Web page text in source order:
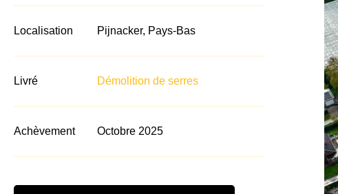
Localisation Pijnacker, Pays-Bas
Livré Démolition de serres
Achèvement Octobre 2025